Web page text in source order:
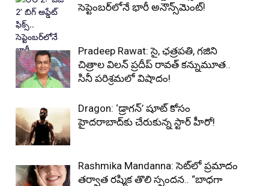
సెప్టెంబర్‌లోనే భారీ అనౌన్స్‌మెంట్!
Pradeep Rawat: సై, ఛత్రపతి, గజిని
చిత్రాల విలన్ ప్రదీప్ రావత్ కన్నుమూత..
సినీ పరిశ్రమలో విషాదం!
Dragon: ‘డ్రాగన్’ షూట్ కోసం
హైదరాబాద్‌కు చేరుకున్న స్టార్ హీరో!
Rashmika Mandanna: సెట్‌లో ప్రమాదం
తర్వాత రష్మిక తొలి స్పందన.. “బాధగా